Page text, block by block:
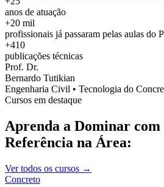
anos de atuação
+20 mil
profissionais já passaram pelas aulas do
+410
publicações técnicas
Prof. Dr.
Bernardo Tutikian
Engenharia Civil • Tecnologia do
Cursos em destaque
Aprenda a Dominar com
Referência na Área:
Ver todos os cursos →
Concreto